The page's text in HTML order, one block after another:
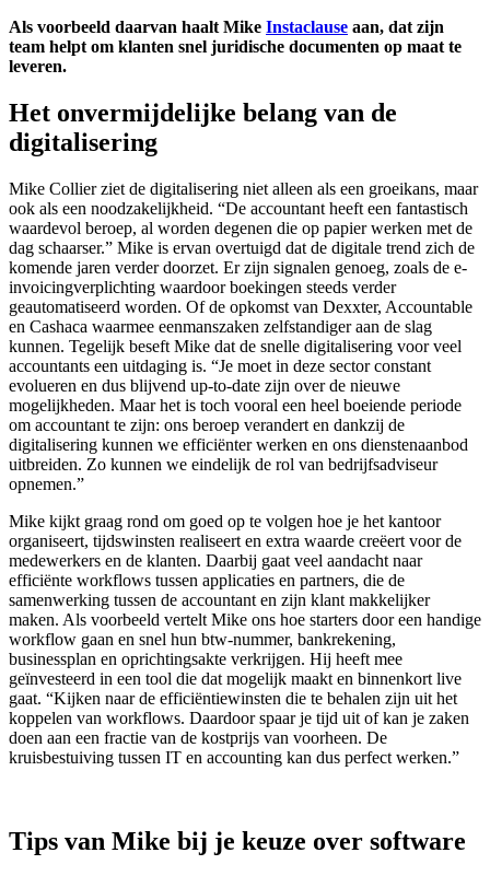
Als voorbeeld daarvan haalt Mike Instaclause aan, dat zijn
team helpt om klanten snel juridische documenten op maat te
leveren.
Het onvermijdelijke belang van de
digitalisering
Mike Collier ziet de digitalisering niet alleen als een groeikans, maar
ook als een noodzakelijkheid. “De accountant heeft een fantastisch
waardevol beroep, al worden degenen die op papier werken met de
dag schaarser.” Mike is ervan overtuigd dat de digitale trend zich de
komende jaren verder doorzet. Er zijn signalen genoeg, zoals de e-
invoicingverplichting waardoor boekingen steeds verder
geautomatiseerd worden. Of de opkomst van Dexxter, Accountable
en Cashaca waarmee eenmanszaken zelfstandiger aan de slag
kunnen. Tegelijk beseft Mike dat de snelle digitalisering voor veel
accountants een uitdaging is. “Je moet in deze sector constant
evolueren en dus blijvend up-to-date zijn over de nieuwe
mogelijkheden. Maar het is toch vooral een heel boeiende periode
om accountant te zijn: ons beroep verandert en dankzij de
digitalisering kunnen we efficiënter werken en ons dienstenaanbod
uitbreiden. Zo kunnen we eindelijk de rol van bedrijfsadviseur
opnemen.”
Mike kijkt graag rond om goed op te volgen hoe je het kantoor
organiseert, tijdswinsten realiseert en extra waarde creëert voor de
medewerkers en de klanten. Daarbij gaat veel aandacht naar
efficiënte workflows tussen applicaties en partners, die de
samenwerking tussen de accountant en zijn klant makkelijker
maken. Als voorbeeld vertelt Mike ons hoe starters door een handige
workflow gaan en snel hun btw-nummer, bankrekening,
businessplan en oprichtingsakte verkrijgen. Hij heeft mee
geïnvesteerd in een tool die dat mogelijk maakt en binnenkort live
gaat. “Kijken naar de efficiëntiewinsten die te behalen zijn uit het
koppelen van workflows. Daardoor spaar je tijd uit of kan je zaken
doen aan een fractie van de kostprijs van voorheen. De
kruisbestuiving tussen IT en accounting kan dus perfect werken.”
Tips van Mike bij je keuze over software